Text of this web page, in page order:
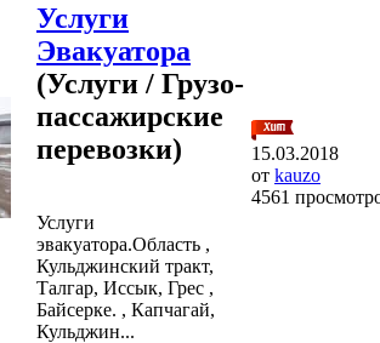
Услуги
Эвакуатора
(Услуги / Грузо-
пассажирские
перевозки)
Услуги
эвакуатора.Область ,
Кульджинский тракт,
Талгар, Иссык, Грес ,
Байсерке. , Капчагай,
Кульджин...
15.03.2018
от kauzo
4561